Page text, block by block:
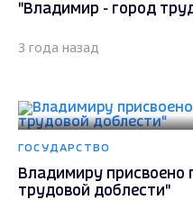
"Владимир - город
3 года назад
ГОСУДАРСТВО
Владимиру присвоено
трудовой доблести"